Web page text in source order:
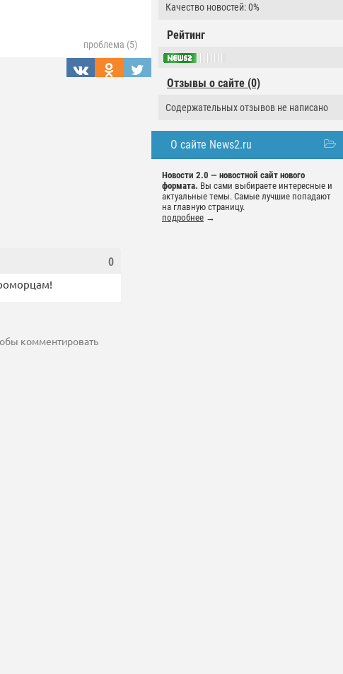
Качество новостей: 0%
Рейтинг
Отзывы о сайте (0)
Содержательных отзывов не написано
О сайте News2.ru
Новости 2.0 — новостной сайт нового
формата. Вы сами выбираете интересные и
актуальные темы. Самые лучшие попадают
на главную страницу.
подробнее →
проблема (5)
0
комментировать